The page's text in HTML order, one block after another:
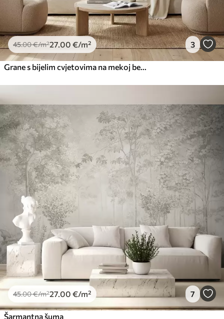
45.00€/m²27.00 €/m² 3
Grane s bijelim cvjetovima na mekoj bež pozadini
45.00€/m²27.00 €/m² 7
Šarmantna šuma